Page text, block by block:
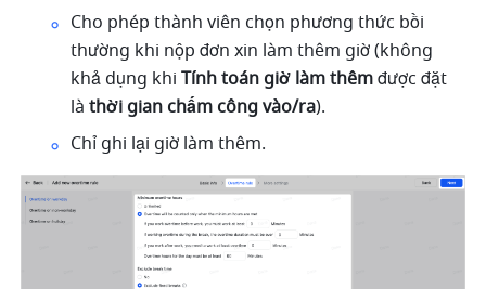
Cho phép thành viên chọn phương thức bồi
thường khi nộp đơn xin làm thêm giờ (không
khả dụng khi Tính toán giờ làm thêm được đặt
là thời gian chấm công vào/ra).
Chỉ ghi lại giờ làm thêm.